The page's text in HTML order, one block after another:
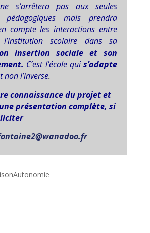
ne s’arrêtera pas aux seules
pédagogiques mais prendra
compte les interactions entre
scolaire dans sa
insertion sociale et son
C’est l’école quis’adapte
non l’inverse.
connaissance du projet et
présentation complète, si